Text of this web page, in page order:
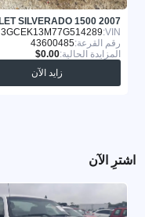
VIN:
3GCEK13M77G514289
رقم القرعة:43600485
المزايدة الحالية:
زايد الآن
اشترِ الآن